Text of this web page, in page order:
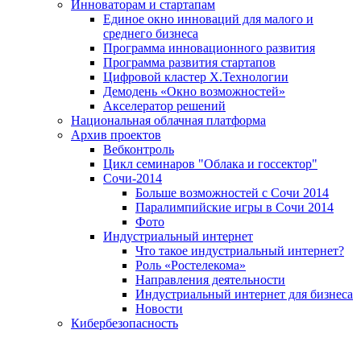
Инноваторам и стартапам
Единое окно инноваций для малого и
среднего бизнеса
Программа инновационного развития
Программа развития стартапов
Цифровой кластер X.Технологии
Демодень «Окно возможностей»
Акселератор решений
Национальная облачная платформа
Архив проектов
Вебконтроль
Цикл семинаров "Облака и госсектор"
Сочи-2014
Больше возможностей с Сочи 2014
Паралимпийские игры в Сочи 2014
Фото
Индустриальный интернет
Что такое индустриальный интернет?
Роль «Ростелекома»
Направления деятельности
Индустриальный интернет для бизнеса
Новости
Кибербезопасность